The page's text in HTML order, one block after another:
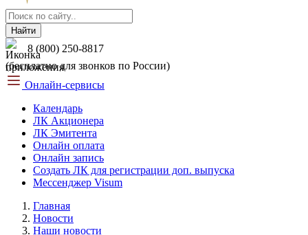
Найти
8 (800) 250-8817
(бесплатно для звонков по России)
Онлайн-сервисы
Календарь
ЛК Акционера
ЛК Эмитента
Онлайн оплата
Онлайн запись
Создать ЛК для регистрации доп. выпуска
Мессенджер Visum
Главная
Новости
Наши новости